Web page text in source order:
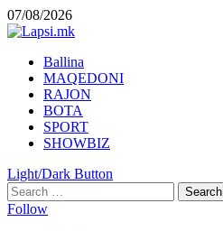
Skip
to
07/08/2026
Primary
Menu
Ballina
MAQEDONI
RAJON
BOTA
SPORT
SHOWBIZ
Light/Dark Button
Search
for:
Follow